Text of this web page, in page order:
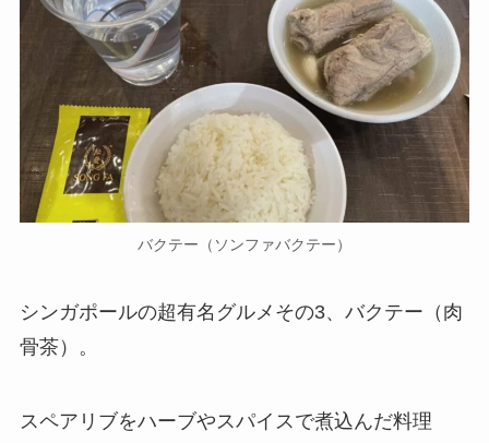
バクテー（ソンファバクテー）
シンガポールの超有名グルメその3、バクテー（肉
骨茶）。
スペアリブをハーブやスパイスで煮込んだ料理